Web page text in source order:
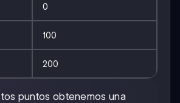
0
100
200
puntos obtenemos una